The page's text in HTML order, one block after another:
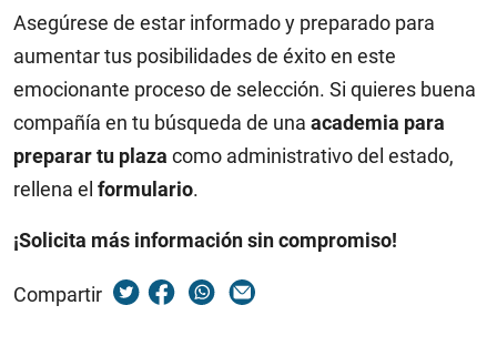
Asegúrese de estar informado y preparado para
aumentar tus posibilidades de éxito en este
emocionante proceso de selección. Si quieres buena
compañía en tu búsqueda de una academia para
preparar tu plaza como administrativo del estado,
rellena el formulario.
¡Solicita más información sin compromiso!
Compartir